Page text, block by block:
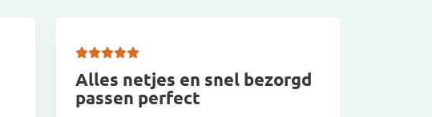
Alles netjes en snel bezorgd
passen perfect